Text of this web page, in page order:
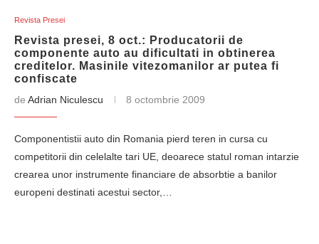
Revista Presei
Revista presei, 8 oct.: Producatorii de
componente auto au dificultati in obtinerea
creditelor. Masinile vitezomanilor ar putea fi
confiscate
de Adrian Niculescu 8 octombrie 2009
Componentistii auto din Romania pierd teren in cursa cu
competitorii din celelalte tari UE, deoarece statul roman intarzie
crearea unor instrumente financiare de absorbtie a banilor
europeni destinati acestui sector,…